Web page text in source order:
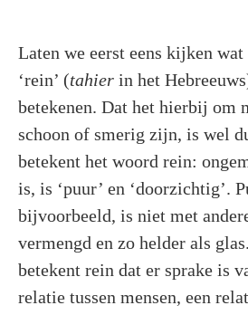
Laten we eerst eens kijken wat
‘rein’ (tahier in het
betekenen. Dat het hierbij om
schoon of smerig zijn, is wel
betekent het woord rein:
is, is ‘puur’ en ‘doorzichtig’.
bijvoorbeeld, is niet met
vermengd en zo helder als
betekent rein dat er sprake is
relatie tussen mensen, een